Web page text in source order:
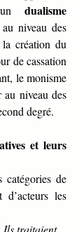
dualisme
niveau des
création du
de cassation
le monisme
niveau des
degré.
et leurs
de
d’acteurs les
Ils traitaient